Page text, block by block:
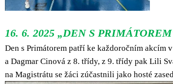
16. 6. 2025 „DEN S
Den s Primátorem patří ke každoročním akcím
a Dagmar Cinová z 8. třídy, z 9. třídy pak Lili
na Magistrátu se žáci zúčastnili jako hosté